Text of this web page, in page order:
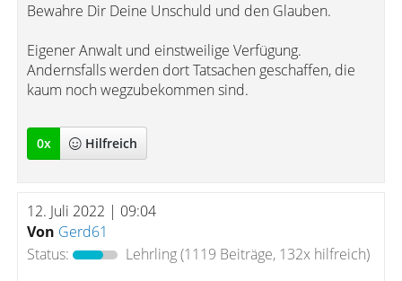
Bewahre Dir Deine Unschuld und den Glauben.
Eigener Anwalt und einstweilige Verfügung.
Andernsfalls werden dort Tatsachen geschaffen, die
kaum noch wegzubekommen sind.
0x Hilfreich
12. Juli 2022 | 09:04
Von Gerd61
Status:
Lehrling(1119 Beiträge, 132x hilfreich)